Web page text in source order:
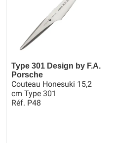
Type 301 Design by F.A.
Porsche
Couteau Honesuki 15,2
cm Type 301
Réf. P48